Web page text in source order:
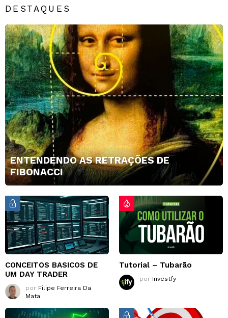
DESTAQUES
ENTENDENDO AS RETRAÇÕES DE
FIBONACCI
CONCEITOS BASICOS DE
UM DAY TRADER
por Filipe Ferreira Da
Mata
Tutorial – Tubarão
por Investfy